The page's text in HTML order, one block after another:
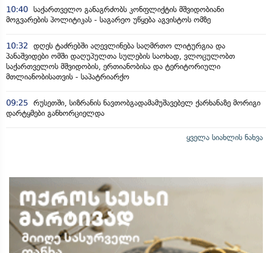
10:40 საქართველო განაგრძობს კონფლიქტის მშვიდობიანი
მოგვარების პოლიტიკას - საგარეო უწყება აგვისტოს ომზე
10:32 დღეს ტაძრებში აღევლინება საღმრთო ლიტურგია და
პანაშვიდები ომში დაღუპულთა სულების საოხად, ვლოცულობთ
საქართველოს მშვიდობის, ერთიანობისა და ტერიტორიული
მთლიანობისათვის - საპატრიარქო
09:25 რუსეთში, სიზრანის ნავთობგადამამუშავებელ ქარხანაზე მორიგი
დარტყმები განხორციელდა
ყველა სიახლის ნახვა